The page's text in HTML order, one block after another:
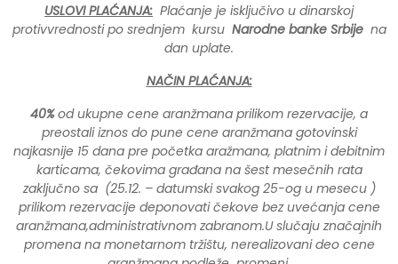
USLOVI PLAĆANJA: Plaćanje je isključivo u dinarskoj
protivvrednosti po srednjem kursu Narodne banke Srbije na
dan uplate.
NAČIN PLAĆANJA:
40%od ukupne cene aranžmana prilikom rezervacije, a
preostali iznos do pune cene aranžmana gotovinski
najkasnije 15 dana pre početka aražmana, platnim i debitnim
karticama, čekovima građana na šestmesečnih rata
zaključno sa (25.12. – datumski svakog 25-og u mesecu )
prilikom rezervacije deponovati čekove bez uvećanja cene
aranžmana,administrativnom zabranom.U slučaju značajnih
promena na monetarnom tržištu, nerealizovani deo cene